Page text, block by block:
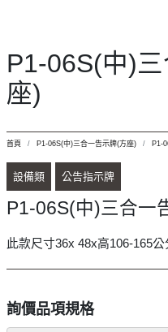
P1-06S(中)
座)
首頁 P1-06S(中)三合一告示牌(方座) P1-
設備類 公告指示牌
P1-06S(中)三合一
此款尺寸36x 48x高106-165
詢價品項規格